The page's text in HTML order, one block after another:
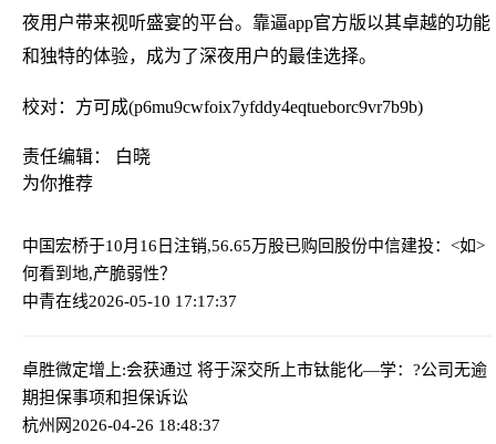
夜用户带来视听盛宴的平台。靠逼app官方版以其卓越的功能
和独特的体验，成为了深夜用户的最佳选择。
校对：方可成(p6mu9cwfoix7yfddy4eqtueborc9vr7b9b)
责任编辑： 白晓
为你推荐
中国宏桥于10月16日注销,56.65万股已购回股份中信建投：<如>
何看到地,产脆弱性？
中青在线2026-05-10 17:17:37
卓胜微定增上:会获通过 将于深交所上市钛能化—学：?公司无逾
期担保事项和担保诉讼
杭州网2026-04-26 18:48:37